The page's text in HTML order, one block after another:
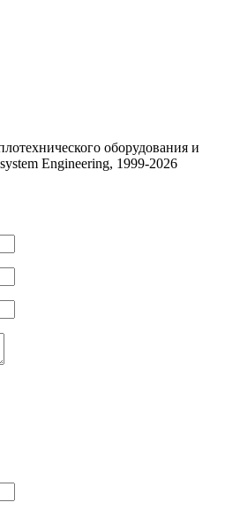
оборудования и
Engineering, 1999-2026